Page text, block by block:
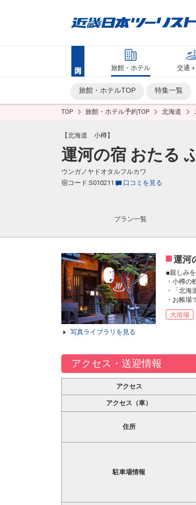
旅館・ホテル 交通
旅館・ホテルTOP 特集一覧
TOP 旅館・ホテル予約TOP 北海道
【北海道 小樽】
運河の宿 おたる
ウンガノヤドオタルフルカワ
宿コード:S010211
口コミを見る
プラン一覧
写真ライブラリを見る
運河
■親しみ
・小樽の
・「北海
・お帳場
大浴場
アクセス・送迎情報
アクセス
アクセス（車）
住所
駐車場情報